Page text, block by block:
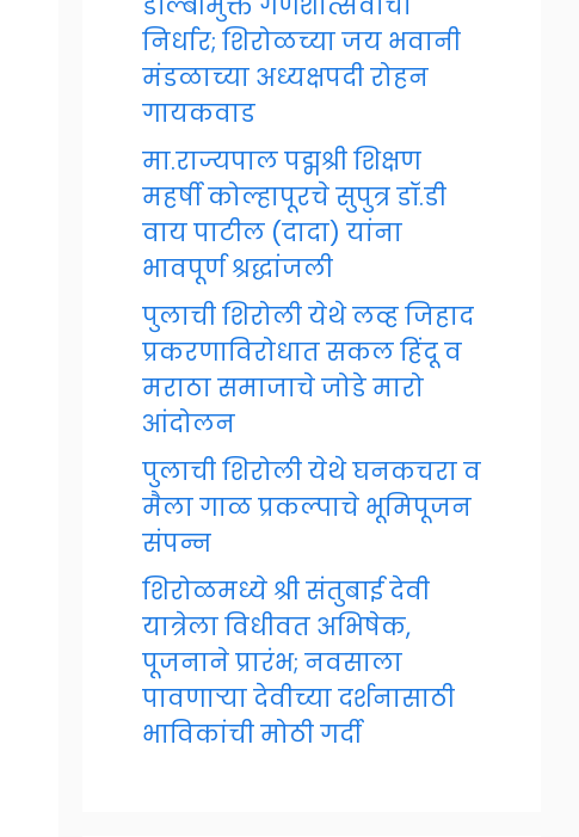
निर्धार; शिरोळच्या जय भवानी
मंडळाच्या अध्यक्षपदी रोहन
गायकवाड
मा.राज्यपाल पद्मश्री शिक्षण
महर्षी कोल्हापूरचे सुपुत्र डॉ.डी
वाय पाटील (दादा) यांना
भावपूर्ण श्रद्धांजली
पुलाची शिरोली येथे लव्ह जिहाद
प्रकरणाविरोधात सकल हिंदू व
मराठा समाजाचे जोडे मारो
आंदोलन
पुलाची शिरोली येथे घनकचरा व
मैला गाळ प्रकल्पाचे भूमिपूजन
संपन्न
शिरोळमध्ये श्री संतुबाई देवी
यात्रेला विधीवत अभिषेक,
पूजनाने प्रारंभ; नवसाला
पावणाऱ्या देवीच्या दर्शनासाठी
भाविकांची मोठी गर्दी